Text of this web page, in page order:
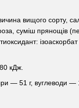
вищого сорту,
суміш прянощів
ізоаскорбат
кДж.
— 51 г, вуглеводи —